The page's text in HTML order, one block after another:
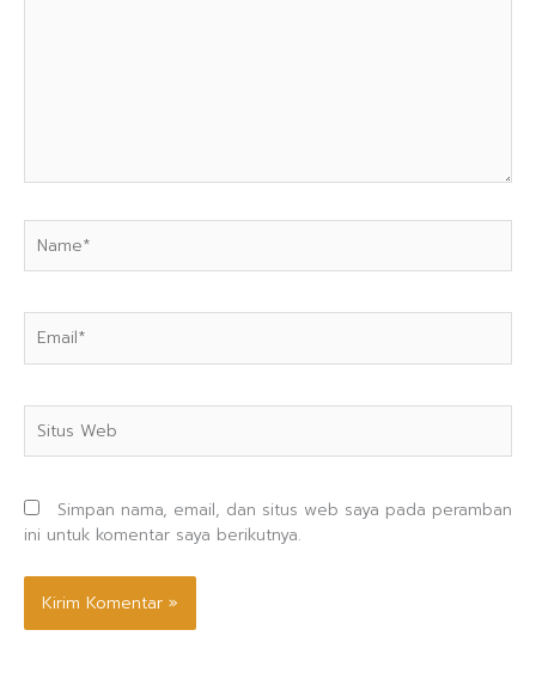
Web
Simpan nama, email, dan situs web saya pada peramban
ini untuk komentar saya berikutnya.